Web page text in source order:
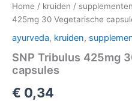
Home / kruiden / supplementen
425mg 30 Vegetarische
ayurveda, kruiden,
SNP Tribulus 425mg
capsules
€ 0,34